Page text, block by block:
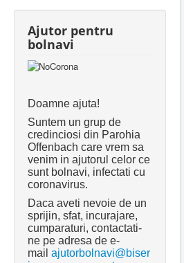
Ajutor pentru
bolnavi
Doamne ajuta!
Suntem un grup de
credinciosi din Parohia
Offenbach care vrem sa
venim in ajutorul celor ce
sunt bolnavi, infectati cu
coronavirus.
Daca aveti nevoie de un
sprijin, sfat, incurajare,
cumparaturi, contactati-
ne pe adresa de e-
mail ajutorbolnavi@biser